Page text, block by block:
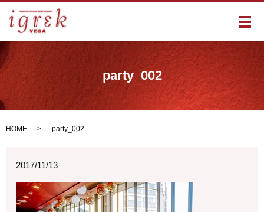
メ
party_002
HOME party_002
2017/11/13